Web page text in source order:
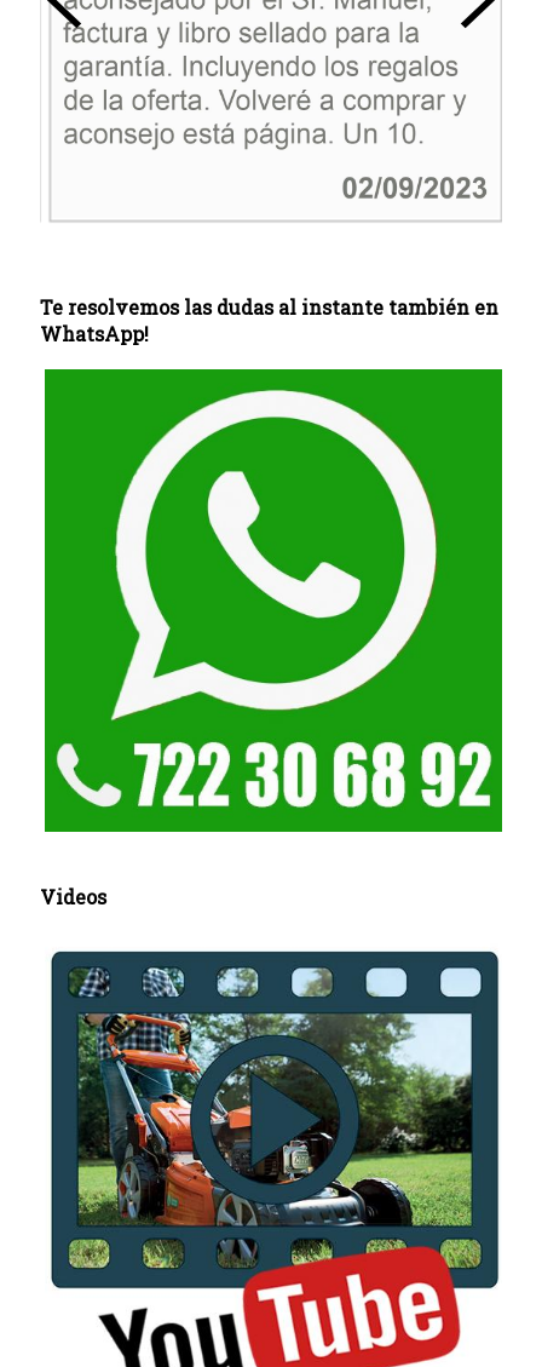
Te resolvemos las dudas al instante también en
WhatsApp!
Videos